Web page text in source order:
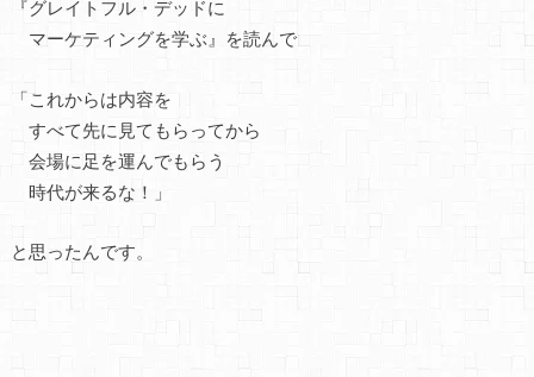
『グレイトフル・デッドに
マーケティングを学ぶ』を読んで
「これからは内容を
すべて先に見てもらってから
会場に足を運んでもらう
時代が来るな！」
と思ったんです。